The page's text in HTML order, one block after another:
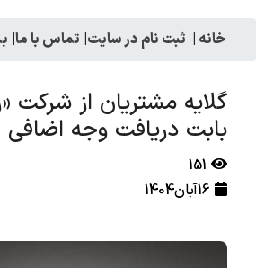
خانه | ثبت نام در سایت| تماس با ما|
گلایه مشتریان از شرکت
بابت دریافت وجه اضافی
151
16آبان1404